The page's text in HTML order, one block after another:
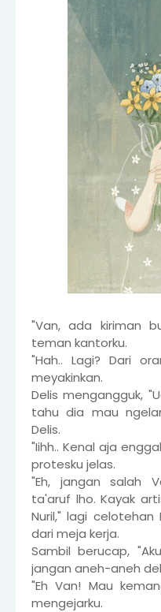
"Van, ada kiriman
teman kantorku.
"Hah.. Lagi? Dari
meyakinkan.
Delis mengangguk,
tahu dia mau
Delis.
"Iihh.. Kenal aja
protesku jelas.
"Eh, jangan salah
ta'aruf lho. Kayak
Nuril," lagi
dari meja kerja.
Sambil berucap,
jangan aneh-aneh
"Eh Van! Mau
mengejarku.